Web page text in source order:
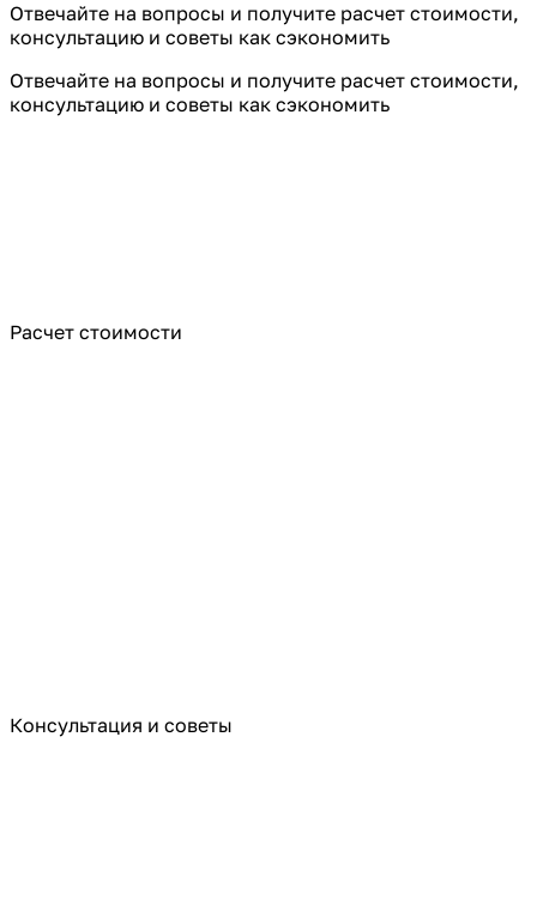
Отвечайте на вопросы и получите расчет стоимости,
консультацию и советы как сэкономить
Отвечайте на вопросы и получите расчет стоимости,
консультацию и советы как сэкономить
Расчет стоимости
Консультация и советы